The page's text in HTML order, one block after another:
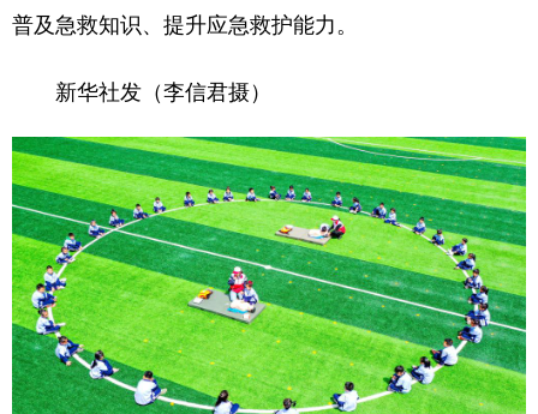
普及急救知识、提升应急救护能力。
新华社发（李信君摄）